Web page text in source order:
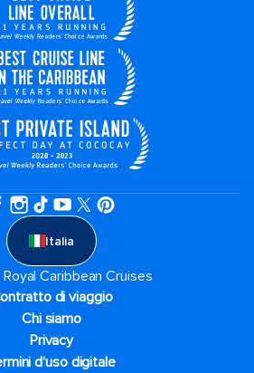
Italia
Caribbean Cruises
di viaggio
Chi siamo
Privacy
d'uso digitale